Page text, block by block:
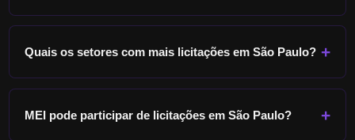
Quais os setores com mais licitações em São Paulo?
MEI pode participar de licitações em São Paulo?